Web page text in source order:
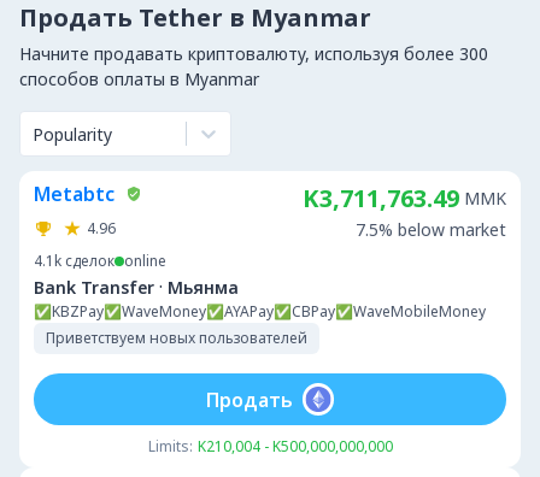
Продать Tether в Myanmar
Начните продавать криптовалюту, используя более 300
способов оплаты в Myanmar
Popularity
Metabtc
4.96
4.1k сделок online
Bank Transfer · Мьянма
✅KBZPay✅WaveMoney✅AYAPay✅CBPay✅WaveMobileMoney
Приветствуем новых пользователей
K3,711,763.49 MMK
7.5% below market
Limits: K210,004 - K500,000,000,000
Продать